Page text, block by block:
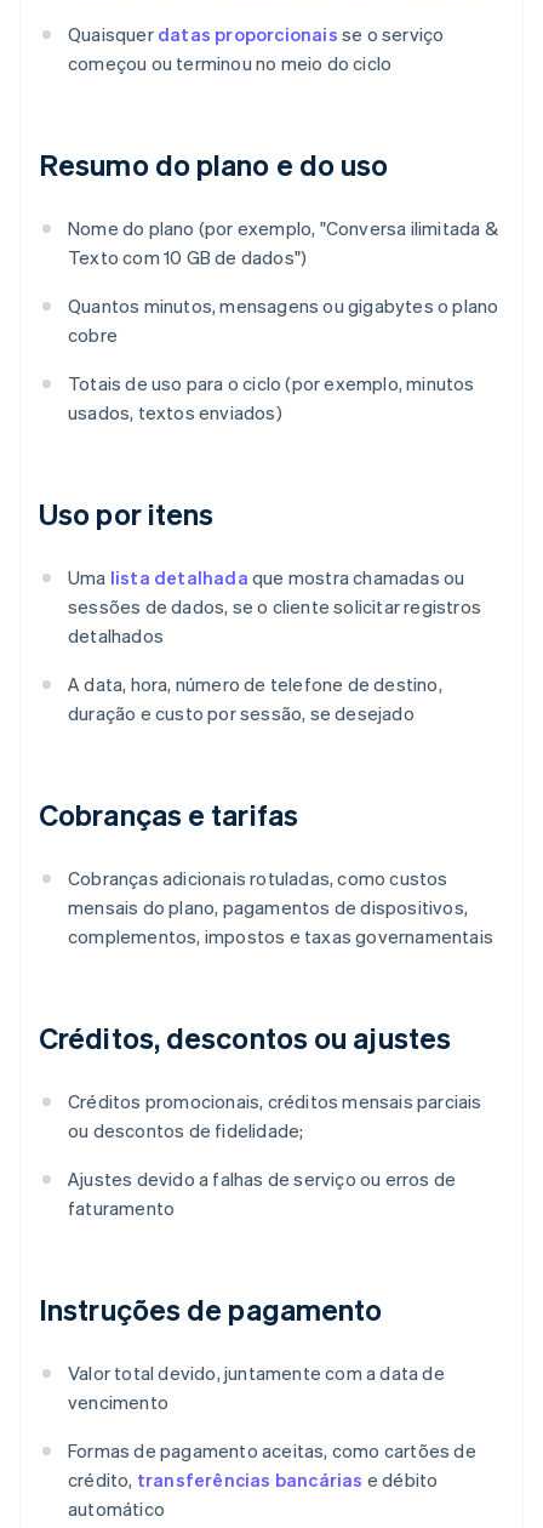
Quaisquer datas proporcionais se o serviço
começou ou terminou no meio do ciclo
Resumo do plano e do uso
Nome do plano (por exemplo, "Conversa ilimitada &
Texto com 10 GB de dados")
Quantos minutos, mensagens ou gigabytes o plano
cobre
Totais de uso para o ciclo (por exemplo, minutos
usados, textos enviados)
Uso por itens
Uma lista detalhada que mostra chamadas ou
sessões de dados, se o cliente solicitar registros
detalhados
A data, hora, número de telefone de destino,
duração e custo por sessão, se desejado
Cobranças e tarifas
Cobranças adicionais rotuladas, como custos
mensais do plano, pagamentos de dispositivos,
complementos, impostos e taxas governamentais
Créditos, descontos ou ajustes
Créditos promocionais, créditos mensais parciais
ou descontos de fidelidade;
Ajustes devido a falhas de serviço ou erros de
faturamento
Instruções de pagamento
Valor total devido, juntamente com a data de
vencimento
Formas de pagamento aceitas, como cartões de
crédito, transferências bancárias e débito
automático